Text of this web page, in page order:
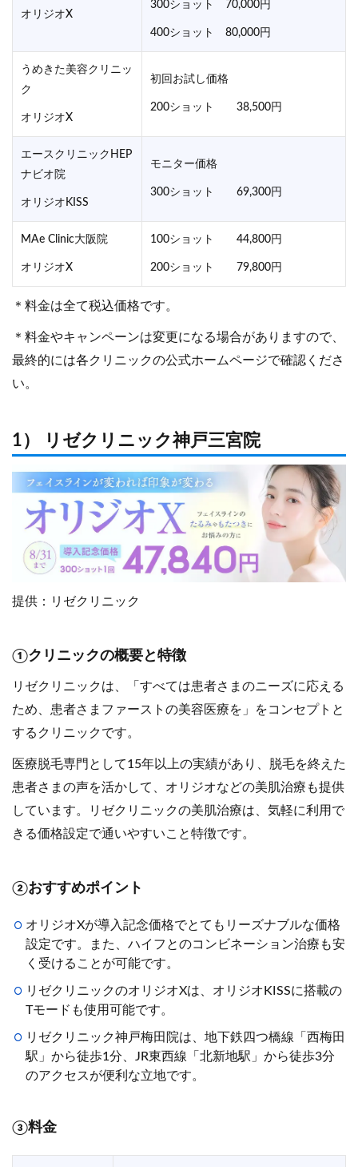
オリジオX
300ショット 70,000円
400ショット 80,000円
うめきた美容クリニッ
ク
オリジオX
初回お試し価格
200ショット 38,500円
エースクリニックHEP
ナビオ院
オリジオKISS
モニター価格
300ショット 69,300円
MAe Clinic大阪院
オリジオX
100ショット 44,800円
200ショット 79,800円
＊料金は全て税込価格です。
＊料金やキャンペーンは変更になる場合がありますので、
最終的には各クリニックの公式ホームページで確認くださ
い。
1） リゼクリニック神戸三宮院
提供：リゼクリニック
①クリニックの概要と特徴
リゼクリニックは、「すべては患者さまのニーズに応える
ため、患者さまファーストの美容医療を」をコンセプトと
するクリニックです。
医療脱毛専門として15年以上の実績があり、脱毛を終えた
患者さまの声を活かして、オリジオなどの美肌治療も提供
しています。リゼクリニックの美肌治療は、気軽に利用で
きる価格設定で通いやすいこと特徴です。
②おすすめポイント
オリジオXが導入記念価格でとてもリーズナブルな価格
設定です。また、ハイフとのコンビネーション治療も安
く受けることが可能です。
リゼクリニックのオリジオXは、オリジオKISSに搭載の
Tモードも使用可能です。
リゼクリニック神戸梅田院は、地下鉄四つ橋線「西梅田
駅」から徒歩1分、JR東西線「北新地駅」から徒歩3分
のアクセスが便利な立地です。
③料金